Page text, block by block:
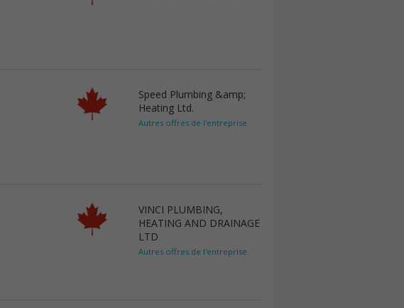
Speed Plumbing &amp;
Heating Ltd.
Autres offres de l'entreprise
VINCI PLUMBING,
HEATING AND DRAINAGE
LTD
Autres offres de l'entreprise